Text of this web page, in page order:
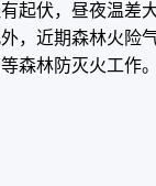
起伏，昼夜温差
，近期森林火险
森林防灭火工作